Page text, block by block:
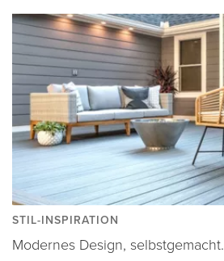
STIL-INSPIRATION
Modernes Design, selbstgemacht.